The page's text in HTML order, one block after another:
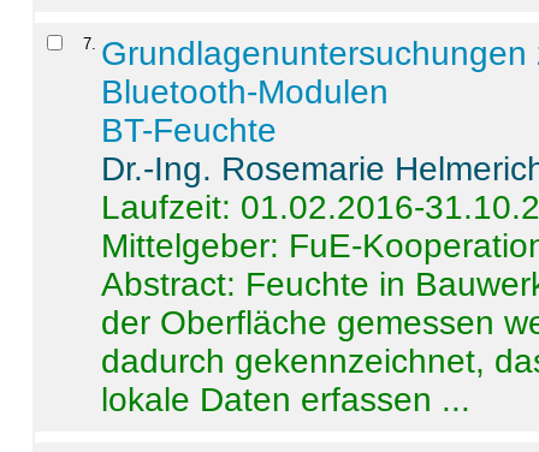
7
Bluetooth-Modulen
BT-Feuchte
Dr.-Ing. Rosemarie
Laufzeit: 01.02.2016-
Mittelgeber: FuE-
Abstract: Feuchte in
der Oberfläche gemessen
dadurch gekennzeichnet,
lokale Daten erfassen ...